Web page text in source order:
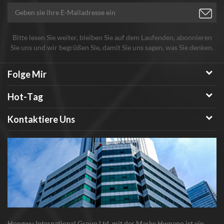
Bitte lesen Sie weiter, bleiben Sie auf dem Laufenden, abonnieren
Sie uns und wir begrüßen Sie, damit Sie uns sagen, was Sie denken.
Folge Mir
Hot-Tag
Kontaktiere Uns